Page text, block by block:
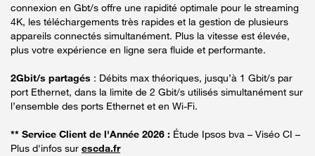
connexion en Gbt/s offre une rapidité optimale pour le streaming
4K, les téléchargements très rapides et la gestion de plusieurs
appareils connectés simultanément. Plus la vitesse est élevée,
plus votre expérience en ligne sera fluide et performante.
2Gbit/s partagés : Débits max théoriques, jusqu’à 1 Gbit/s par
port Ethernet, dans la limite de 2 Gbit/s utilisés simultanément sur
l’ensemble des ports Ethernet et en Wi-Fi.
** Service Client de l'Année 2026 : Étude Ipsos bva – Viséo CI –
Plus d'infos sur escda.fr